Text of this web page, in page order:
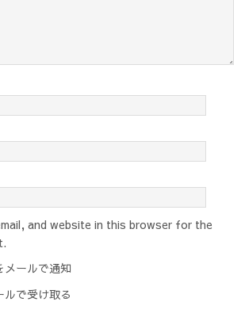
and website in this browser for the
メールで通知
で受け取る